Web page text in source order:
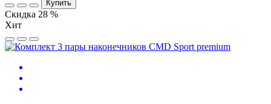
Купить
Скидка 28 %
Хит